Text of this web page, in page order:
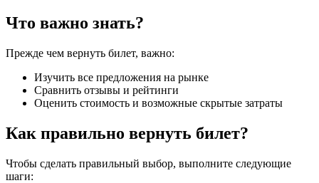
Что важно знать?
Прежде чем вернуть билет, важно:
Изучить все предложения на рынке
Сравнить отзывы и рейтинги
Оценить стоимость и возможные скрытые затраты
Как правильно вернуть билет?
Чтобы сделать правильный выбор, выполните следующие
шаги: